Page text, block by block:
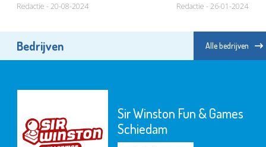
Redactie - 20-08-2024 Redactie - 26-01-2024
Bedrijven Alle bedrijven
Sir Winston Fun & Games
Schiedam